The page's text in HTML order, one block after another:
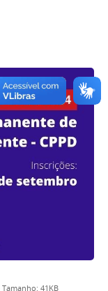
Tamanho: 41KB